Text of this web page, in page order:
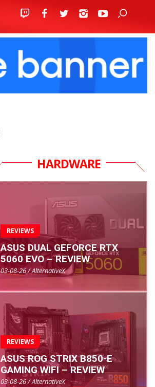
HARDWARE
REVIEWS
ASUS DUAL GEFORCE RTX
5060 EVO – REVIEW
03-08-26 / AlternativeX
REVIEWS
ASUS ROG STRIX B850-E
GAMING WIFI – REVIEW
03-08-26 / AlternativeX